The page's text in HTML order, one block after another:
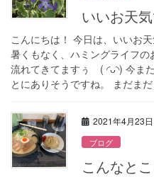
いいお天
こんにちは！ 今日は、いいお
暑くもなく、ハミングライフ
流れてきてますぅ ( ◜ᴗ◝) 今ま
とにありそうですね。 まだま
2021年4月23日
ブログ
こんなとこ